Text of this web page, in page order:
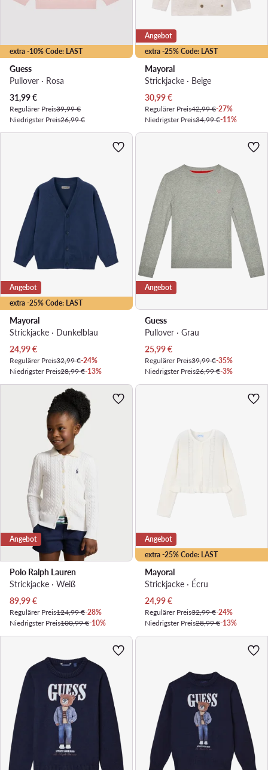
extra -10% Code: LAST
Guess
Pullover · Rosa
Aktueller Preis
31,99€
Regulärer Preis39,99 €
Niedrigster Preis26,99 €
extra -25% Code: LAST
Angebot
Mayoral
Strickjacke · Beige
Aktueller Preis
30,99€
Regulärer Preis42,99 €-27%
Niedrigster Preis34,99 €-11%
extra -25% Code: LAST
Angebot
Mayoral
Strickjacke · Dunkelblau
Aktueller Preis
24,99€
Regulärer Preis32,99 €-24%
Niedrigster Preis28,99 €-13%
Angebot
Guess
Pullover · Grau
Aktueller Preis
25,99€
Regulärer Preis39,99 €-35%
Niedrigster Preis26,99 €-3%
Angebot
Polo Ralph Lauren
Strickjacke · Weiß
Aktueller Preis
89,99€
Regulärer Preis124,99 €-28%
Niedrigster Preis100,99 €-10%
extra -25% Code: LAST
Angebot
Mayoral
Strickjacke · Écru
Aktueller Preis
24,99€
Regulärer Preis32,99 €-24%
Niedrigster Preis28,99 €-13%